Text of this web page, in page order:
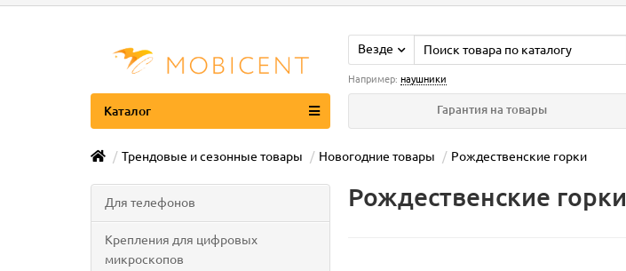
Везде
Например: наушники
Гарантия на товары
Каталог
Трендовые и сезонные товары Новогодние товары Рождественские горки
Для телефонов
Крепления для цифровых
микроскопов
Рождественские горки